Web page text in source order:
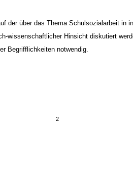
2
der über das Thema Schulsozialarbeit in
wissenschaftlicher Hinsicht diskutiert
Begrifflichkeiten notwendig.